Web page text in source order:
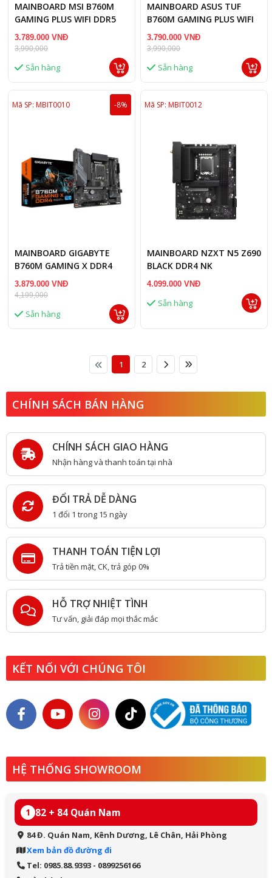
MAINBOARD MSI B760M
GAMING PLUS WIFI DDR5
3.789.000 VNĐ
3,990,000
Sẵn hàng
MAINBOARD ASUS TUF
B760M GAMING PLUS WIFI
DDR4
3.790.000 VNĐ
3,990,000
Sẵn hàng
Mã SP: MBIT0010 -8%
MAINBOARD GIGABYTE
B760M GAMING X DDR4
3.879.000 VNĐ
4,199,000
Sẵn hàng
Mã SP: MBIT0012
MAINBOARD NZXT N5 Z690
BLACK DDR4 NK
4.099.000 VNĐ
Sẵn hàng
1 2
CHÍNH SÁCH BÁN HÀNG
CHÍNH SÁCH GIAO HÀNG
Nhận hàng và thanh toán tại nhà
ĐỔI TRẢ DỄ DÀNG
1 đổi 1 trong 15 ngày
THANH TOÁN TIỆN LỢI
Trả tiền mặt, CK, trả góp 0%
HỖ TRỢ NHIỆT TÌNH
Tư vấn, giải đáp mọi thắc mắc
KẾT NỐI VỚI CHÚNG TÔI
HỆ THỐNG SHOWROOM
1 82 + 84 Quán Nam
84 Đ. Quán Nam, Kênh Dương, Lê Chân, Hải Phòng
Xem bản đồ đường đi
Tel: 0985.88.9393 - 0899256166